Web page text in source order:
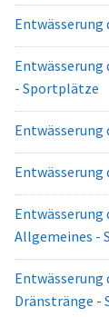
Entwässerung
- Sportplätze
Entwässerung
Entwässerung
Entwässerung
Allgemeines -
Entwässerung
Dränstränge -